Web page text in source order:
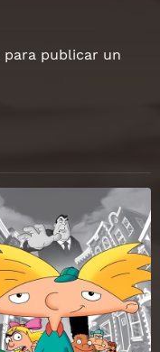
para publicar un